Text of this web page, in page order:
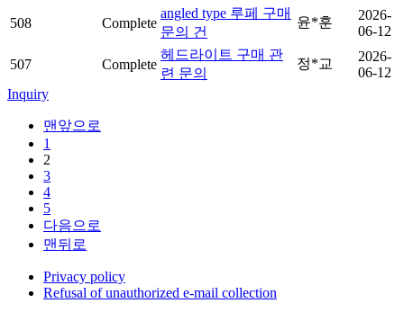
508 Complete
angled type 루페 구매
문의 건
윤*훈
2026-
06-12
507 Complete
헤드라이트 구매 관
련 문의
정*교
2026-
06-12
Inquiry
맨앞으로
1
2
3
4
5
다음으로
맨뒤로
Privacy policy
Refusal of unauthorized e-mail collection